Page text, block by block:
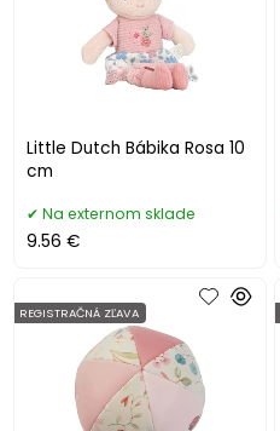
Little Dutch Bábika Rosa 10
cm
Na externom sklade
9.56 €
REGISTRAČNÁ ZĽAVA